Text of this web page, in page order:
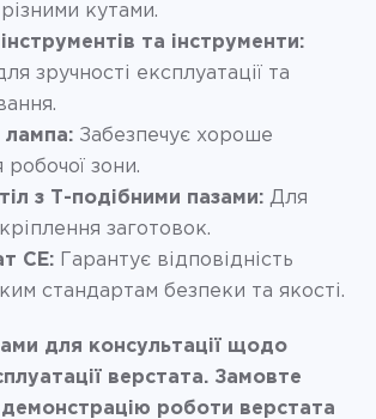
кутами.
та інструменти:
зручності експлуатації та
лампа: Забезпечує хороше
робочої зони.
з Т-подібними пазами: Для
заготовок.
CE: Гарантує відповідність
стандартам безпеки та якості.
для консультації щодо
верстата. Замовте
роботи верстата